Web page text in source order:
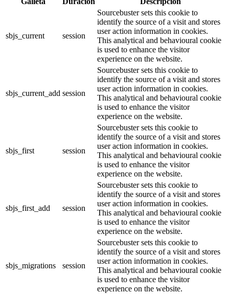
sbjs_current session
Sourcebuster sets this cookie to
identify the source of a visit and stores
user action information in cookies.
This analytical and behavioural cookie
is used to enhance the visitor
experience on the website.
sbjs_current_add session
Sourcebuster sets this cookie to
identify the source of a visit and stores
user action information in cookies.
This analytical and behavioural cookie
is used to enhance the visitor
experience on the website.
sbjs_first session
Sourcebuster sets this cookie to
identify the source of a visit and stores
user action information in cookies.
This analytical and behavioural cookie
is used to enhance the visitor
experience on the website.
sbjs_first_add session
Sourcebuster sets this cookie to
identify the source of a visit and stores
user action information in cookies.
This analytical and behavioural cookie
is used to enhance the visitor
experience on the website.
sbjs_migrations session
Sourcebuster sets this cookie to
identify the source of a visit and stores
user action information in cookies.
This analytical and behavioural cookie
is used to enhance the visitor
experience on the website.